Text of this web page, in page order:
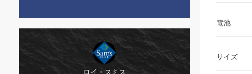
ロイ・スミス
電池
サイズ